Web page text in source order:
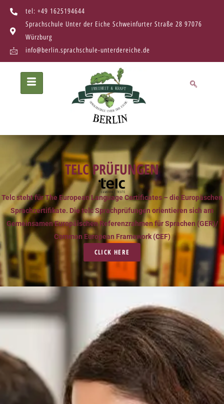
tel: +49 1625194644
Sprachschule Unter der Eiche Schweinfurter Straße 28 97076
Würzburg
info@berlin.sprachschule-unterdereiche.de
TELC PRÜFUNGEN
Telc steht für The European Language Certificates – die Europäschen
Sprachzertifikate. Die telc Sprachprüfungen orientieren sich am
Gemeinsamen Europäischen Referenzrahmen für Sprachen (GER)/
Common European Framework (CEF)
CLICK HERE